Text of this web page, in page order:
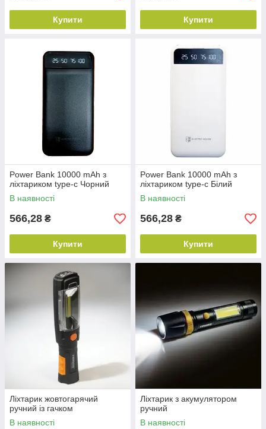
Купити Купити
Power Bank 10000 mAh з
ліхтариком type-c Чорний
В наявності
566,28 ₴
Купити
Power Bank 10000 mAh з
ліхтариком type-c Білий
В наявності
566,28 ₴
Купити
Ліхтарик жовтогарячий
ручний із гачком
В наявності
Ліхтарик з акумулятором
ручний
В наявності